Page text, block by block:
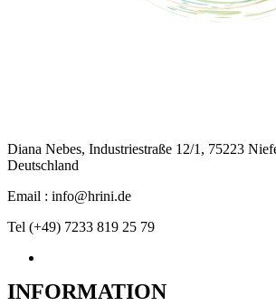
Diana Nebes, Industriestraße 12/1, 75223
Deutschland
Email : info@hrini.de
Tel (+49) 7233 819 25 79
INFORMATION